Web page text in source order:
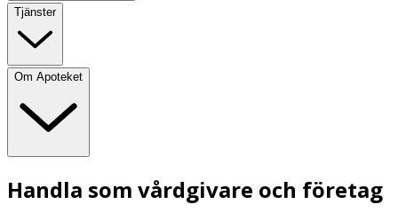
Tjänster
Om Apoteket
Handla som vårdgivare och företag